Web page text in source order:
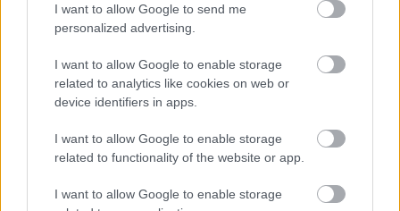
I want to allow Google to send me
personalized advertising.
I want to allow Google to enable storage
related to analytics like cookies on web or
device identifiers in apps.
I want to allow Google to enable storage
related to functionality of the website or app.
I want to allow Google to enable storage
Jamie Foxxot beperelték
szexuális zaklatás miatt
Chavalier|2023 november 23. 20:58